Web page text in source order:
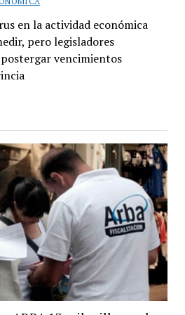
en la actividad económica
pero legisladores
vencimientos